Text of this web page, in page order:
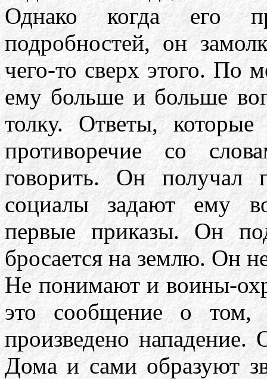
Однако когда его
подробностей, он
чего-то сверх этого. По
ему больше и больше
толку. Ответы,
противоречие со
говорить. Он получал
социалы задают ему
первые приказы. Он
бросается на землю. Он
Не понимают и воины-
это сообщение о
произведено
Дома и сами образуют